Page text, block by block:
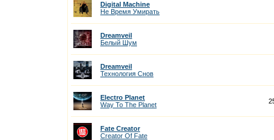
Digital Machine
Не Время Умирать
Dreamveil
Белый Шум
Dreamveil
Технология Снов
Electro Planet
Way To The Planet
Fate Creator
Creator Of Fate